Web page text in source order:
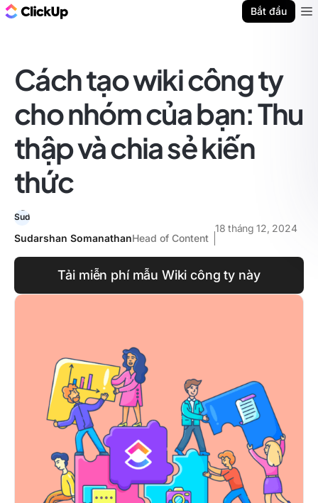
Bắt đầu
Cách tạo wiki công ty
cho nhóm của bạn: Thu
thập và chia sẻ kiến
thức
Sudarshan SomanathanHead of Content
18 tháng 12, 2024
Tải miễn phí mẫu Wiki công ty này